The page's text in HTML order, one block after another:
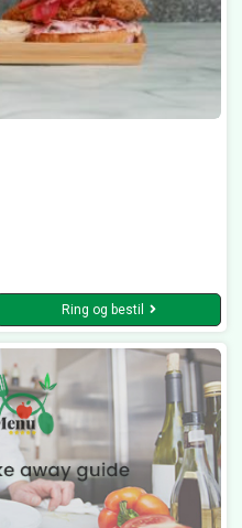
Ring og bestil